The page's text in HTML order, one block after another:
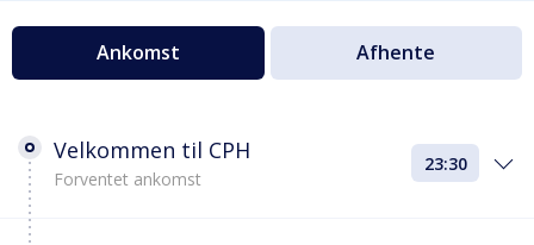
Ankomst Afhente
Velkommen til CPH
Forventet ankomst
23:30